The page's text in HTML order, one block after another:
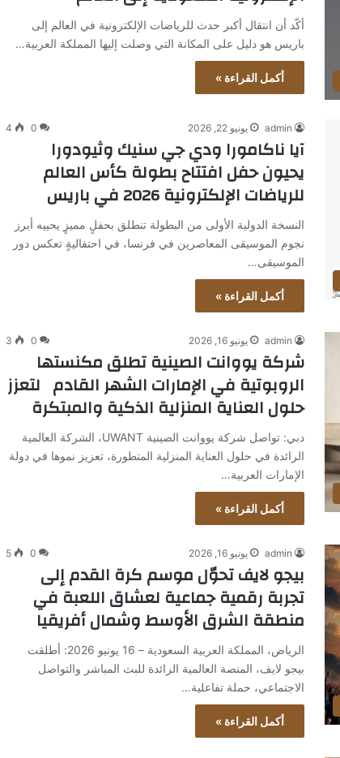
أكّد أن انتقال أكبر حدث للرياضات الإلكترونية في العالم إلى
باريس هو دليل على المكانة التي وصلت إليها المملكة العربية…
أكمل القراءة »
admin يونيو 22, 2026 0
4
آيا ناكامورا ودي جي سنيك وثيودورا
يحيون حفل افتتاح بطولة كأس العالم
للرياضات الإلكترونية 2026 في باريس
النسخة الدولية الأولى من البطولة تنطلق بحفلٍ مميزٍ يحييه أبرز
نجوم الموسيقى المعاصرين في فرنسا، في احتفاليةٍ تعكس دور
الموسيقى…
أكمل القراءة »
admin يونيو 16, 2026 0
3
شركة يووانت الصينية تطلق مكنستها
الروبوتية في الإمارات الشهر القادم لتعزز
حلول العناية المنزلية الذكية والمبتكرة
دبي: تواصل شركة يووانت الصينية UWANT، الشركة العالمية
الرائدة في حلول العناية المنزلية المتطورة، تعزيز نموها في دولة
الإمارات العربية…
أكمل القراءة »
admin يونيو 16, 2026 0
5
بيجو لايف تحوّل موسم كرة القدم إلى
تجربة رقمية جماعية لعشاق اللعبة في
منطقة الشرق الأوسط وشمال أفريقيا
الرياض، المملكة العربية السعودية – 16 يونيو 2026: أطلقت
بيجو لايف، المنصة العالمية الرائدة للبث المباشر والتواصل
الاجتماعي، حملة تفاعلية…
أكمل القراءة »